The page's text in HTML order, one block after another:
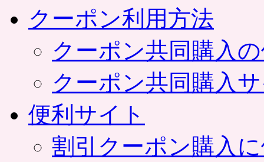
クーポン利用方法
クーポン共同購入
クーポン共同購入
便利サイト
割引クーポン購入